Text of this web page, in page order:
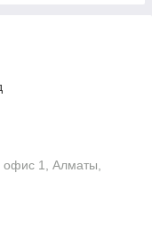
офис 1, Алматы,